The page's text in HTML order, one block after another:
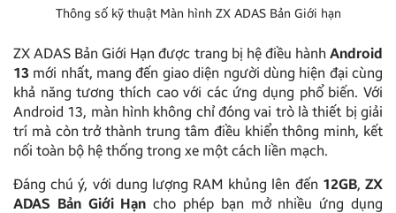
Thông số kỹ thuật Màn hình ZX ADAS Bản Giới hạn
ZX ADAS Bản Giới Hạn được trang bị hệ điều hành Android
13 mới nhất, mang đến giao diện người dùng hiện đại cùng
khả năng tương thích cao với các ứng dụng phổ biến. Với
Android 13, màn hình không chỉ đóng vai trò là thiết bị giải
trí mà còn trở thành trung tâm điều khiển thông minh, kết
nối toàn bộ hệ thống trong xe một cách liền mạch.
Đáng chú ý, với dung lượng RAM khủng lên đến 12GB,ZX
ADAS Bản Giới Hạn cho phép bạn mở nhiều ứng dụng